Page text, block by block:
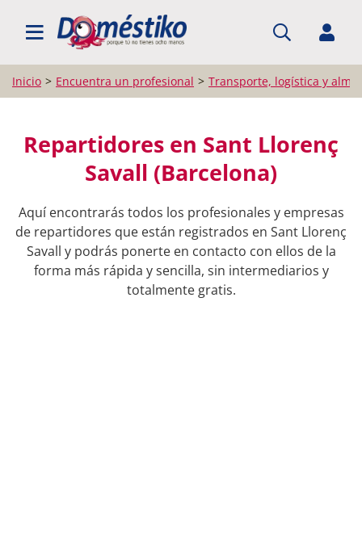
BUSCAR PROFESIONALES
Inicio Encuentra un profesional Transporte, logística y
Repartidores en Sant Llorenç
Savall (Barcelona)
Aquí encontrarás todos los profesionales y empresas
de repartidores que están registrados en Sant Llorenç
Savall y podrás ponerte en contacto con ellos de la
forma más rápida y sencilla, sin intermediarios y
totalmente gratis.